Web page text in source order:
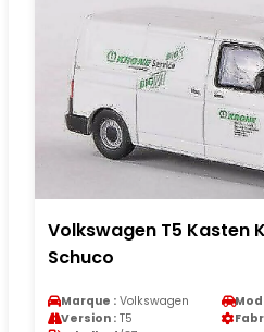
Volkswagen T5 Kasten
Schuco
Marque : Volkswagen
Version : T5